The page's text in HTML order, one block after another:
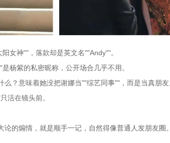
女神""，落款却是英文名""Andy""。
杨紫的私密昵称，公开场合几乎不用。
？意味着她没把谢娜当""综艺同事""，而是当真朋友
活在镜头前。
的煽情，就是顺手一记，自然得像普通人发朋友圈。